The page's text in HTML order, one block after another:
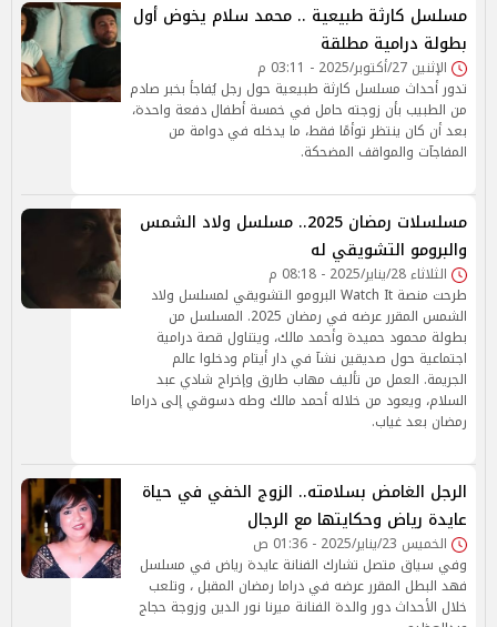
مسلسل كارثة طبيعية .. محمد سلام يخوض أول
بطولة درامية مطلقة
الإثنين 27/أكتوبر/2025 - 03:11 م
تدور أحداث مسلسل كارثة طبيعية حول رجل يُفاجأ بخبر صادم
من الطبيب بأن زوجته حامل في خمسة أطفال دفعة واحدة،
بعد أن كان ينتظر توأمًا فقط، ما يدخله في دوامة من
المفاجآت والمواقف المضحكة.
مسلسلات رمضان 2025.. مسلسل ولاد الشمس
والبرومو التشويقي له
الثلاثاء 28/يناير/2025 - 08:18 م
طرحت منصة Watch It البرومو التشويقي لمسلسل ولاد
الشمس المقرر عرضه في رمضان 2025. المسلسل من
بطولة محمود حميدة وأحمد مالك، ويتناول قصة درامية
اجتماعية حول صديقين نشآ في دار أيتام ودخلوا عالم
الجريمة. العمل من تأليف مهاب طارق وإخراج شادي عبد
السلام، ويعود من خلاله أحمد مالك وطه دسوقي إلى دراما
رمضان بعد غياب.
الرجل الغامض بسلامته.. الزوج الخفي في حياة
عايدة رياض وحكايتها مع الرجال
الخميس 23/يناير/2025 - 01:36 ص
وفي سياق متصل تشارك الفنانة عايدة رياض في مسلسل
فهد البطل المقرر عرضه في دراما رمضان المقبل ، وتلعب
خلال الأحداث دور والدة الفنانة ميرنا نور الدين وزوجة حجاج